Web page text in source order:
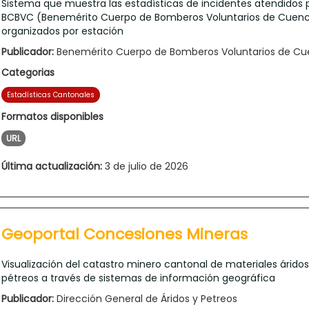
Sistema que muestra las estadísticas de incidentes atendidos
BCBVC (Benemérito Cuerpo de Bomberos Voluntarios de
organizados por estación
Publicador: Benemérito Cuerpo de Bomberos Voluntarios de
Categorias
Estadísticas Cantonales
Formatos disponibles
URL
Última actualización: 3 de julio de 2026
Geoportal Concesiones Mineras
Visualización del catastro minero cantonal de materiales
pétreos a través de sistemas de información geográfica
Publicador: Dirección General de Áridos y Petreos